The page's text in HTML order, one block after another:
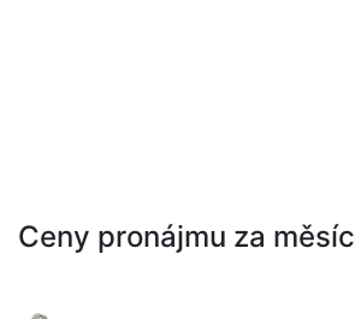
Ceny pronájmu za měsíc